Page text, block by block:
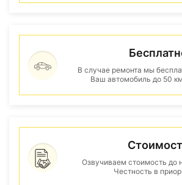
В случае ремонта мы
Ваш автомобиль до 50
Озвучиваем стоимость до
Честность в